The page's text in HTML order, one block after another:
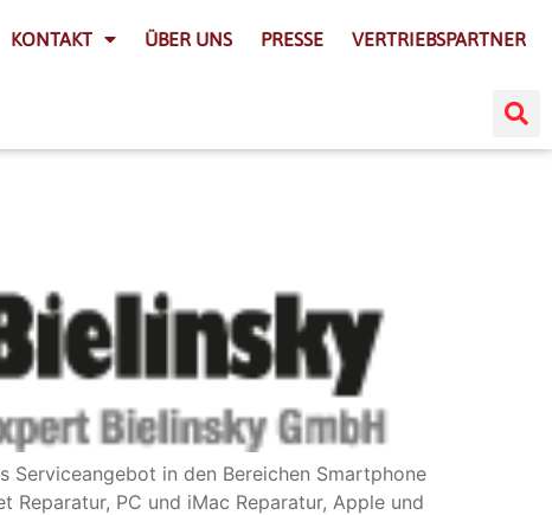
KONTAKT ÜBER UNS PRESSE VERTRIEBSPARTNER
Serviceangebot in den Bereichen Smartphone
Reparatur, PC und iMac Reparatur, Apple und